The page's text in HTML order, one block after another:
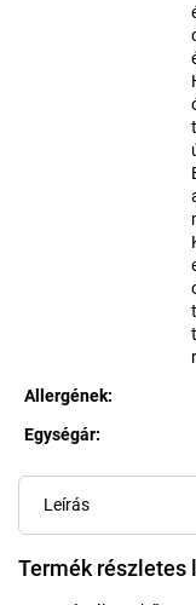
Allergének:
Egységár:
Leírás
Termék részletes